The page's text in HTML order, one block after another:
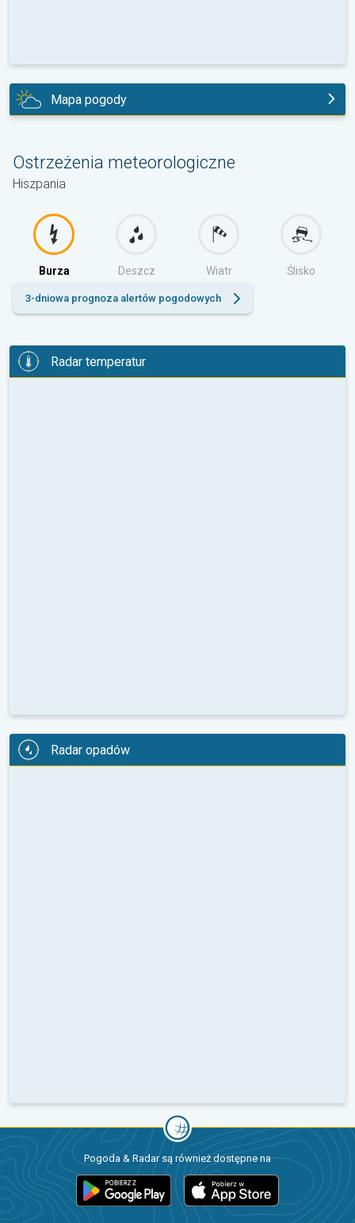
Mapa pogody
Ostrzeżenia meteorologiczne
Hiszpania
Burza Deszcz Wiatr Ślisko
3-dniowa prognoza alertów pogodowych
Radar temperatur
Radar opadów
Pogoda & Radar są również dostępne na